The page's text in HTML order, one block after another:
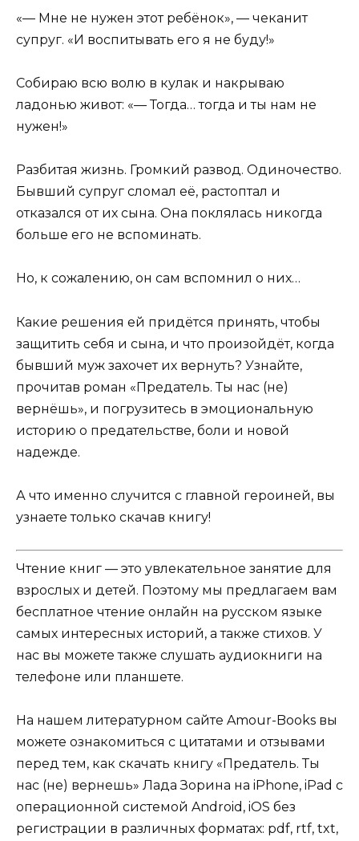
«— Мне не нужен этот ребёнок», — чеканит
супруг. «И воспитывать его я не буду!»
Собираю всю волю в кулак и накрываю
ладонью живот: «— Тогда… тогда и ты нам не
нужен!»
Разбитая жизнь. Громкий развод. Одиночество.
Бывший супруг сломал её, растоптал и
отказался от их сына. Она поклялась никогда
больше его не вспоминать.
Но, к сожалению, он сам вспомнил о них…
Какие решения ей придётся принять, чтобы
защитить себя и сына, и что произойдёт, когда
бывший муж захочет их вернуть? Узнайте,
прочитав роман «Предатель. Ты нас (не)
вернёшь», и погрузитесь в эмоциональную
историю о предательстве, боли и новой
надежде.
А что именно случится с главной героиней, вы
узнаете только скачав книгу!
Чтение книг — это увлекательное занятие для
взрослых и детей. Поэтому мы предлагаем вам
бесплатное чтение онлайн на русском языке
самых интересных историй, а также стихов. У
нас вы можете также слушать аудиокниги на
телефоне или планшете.
На нашем литературном сайте Amour-Books вы
можете ознакомиться с цитатами и отзывами
перед тем, как скачать книгу «Предатель. Ты
нас (не) вернешь» Лада Зорина на iPhone, iPad с
операционной системой Android, iOS без
регистрации в различных форматах: pdf, rtf, txt,